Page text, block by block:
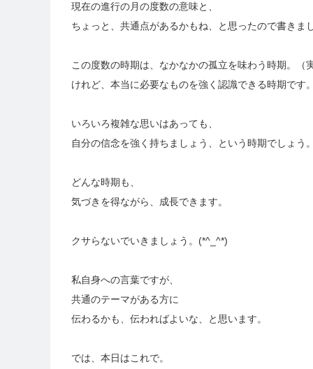
現在の進行の月の度数の意味と、
ちょっと、共通点があるかもね、と思ったので書きまし
この度数の時期は、なかなかの孤立を味わう時期。（
けれど、本当に必要なものを強く認識できる時期です。
いろいろ複雑な思いはあっても、
自分の信念を強く持ちましょう、という時期でしょう。
どんな時期も、
気づきを得ながら、成長できます。
クサらないでいきましょう。(*^_^*)
私自身への言葉ですが、
共通のテーマがある方に
伝わるかも、伝わればよいな、と思います。
では、本日はこれで。